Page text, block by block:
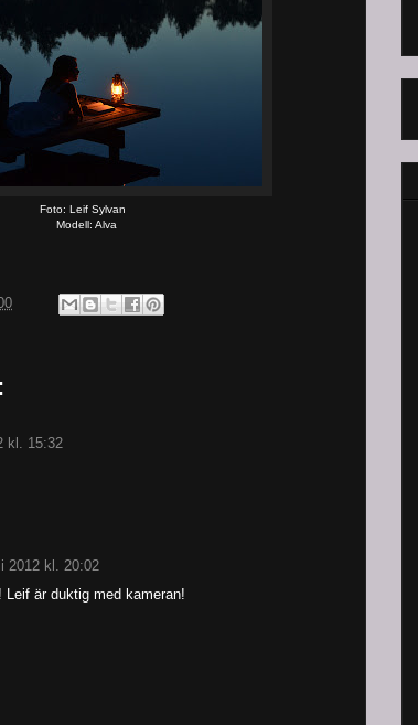
Foto: Leif Sylvan
Modell: Alva
kl. 15:32
2012 kl. 20:02
Leif är duktig med kameran!